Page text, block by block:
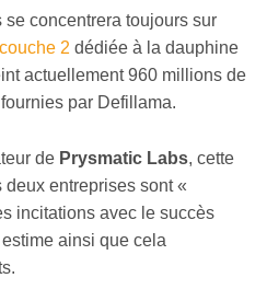
se concentrera toujours sur
2 dédiée à la dauphine
actuellement 960 millions de
par Defillama.
de Prysmatic Labs, cette
entreprises sont «
incitations avec le succès
ainsi que cela